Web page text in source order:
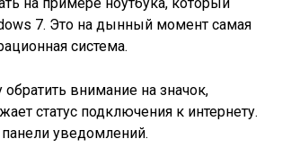
7. Это на дынный момент самая
система.
внимание на значок,
статус подключения к интернету.
панели уведомлений.